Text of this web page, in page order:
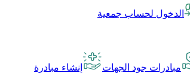
الدخول لحساب جمعية
مبادرات جود الجهات إنشاء مبادرة